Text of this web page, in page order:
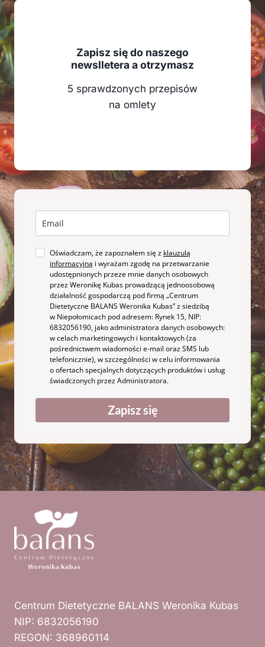
Zapisz się do naszego
newslletera a otrzymasz
5 sprawdzonych przepisów
na omlety
Oświadczam, że zapoznałem się z klauzulą
informacyjną i wyrażam zgodę na przetwarzanie
udostępnionych przeze mnie danych osobowych
przez Weronikę Kubas prowadzącą jednoosobową
działalność gospodarczą pod firmą „Centrum
Dietetyczne BALANS Weronika Kubas” z siedzibą
w Niepołomicach pod adresem: Rynek 15, NIP:
6832056190, jako administratora danych osobowych:
w celach marketingowych i kontaktowych (za
pośrednictwem wiadomości e-mail oraz SMS lub
telefonicznie), w szczególności w celu informowania
o ofertach specjalnych dotyczących produktów i usług
świadczonych przez Administratora.
Zapisz się
Centrum Dietetyczne BALANS Weronika Kubas
NIP: 6832056190
REGON: 368960114